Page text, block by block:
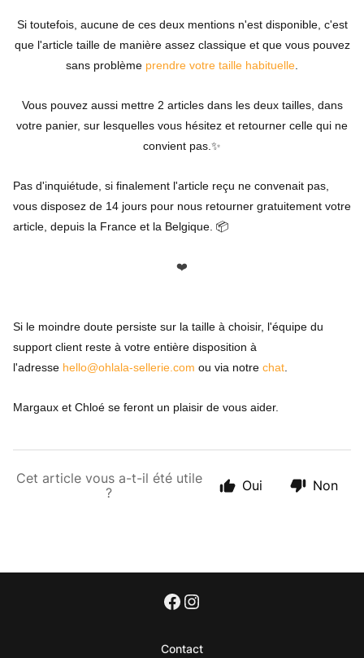
Si toutefois, aucune de ces deux mentions n'est disponible, c'est
que l'article taille de manière assez classique et que vous pouvez
sans problème prendre votre taille habituelle.
Vous pouvez aussi mettre 2 articles dans les deux tailles, dans
votre panier, sur lesquelles vous hésitez et retourner celle qui ne
convient pas.✨
Pas d'inquiétude, si finalement l'article reçu ne convenait pas,
vous disposez de 14 jours pour nous retourner gratuitement votre
article, depuis la France et la Belgique. 📦
❤️
Si le moindre doute persiste sur la taille à choisir, l'équipe du
support client reste à votre entière disposition à
l'adresse hello@ohlala-sellerie.com ou via notre chat.
Margaux et Chloé se feront un plaisir de vous aider.
Cet article vous a-t-il été utile
?
Oui Non
Contact